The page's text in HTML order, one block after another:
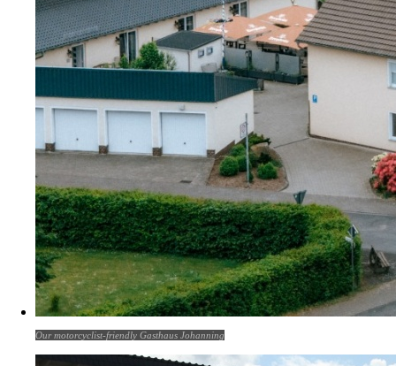
Our motorcyclist-friendly Gasthaus Johanning